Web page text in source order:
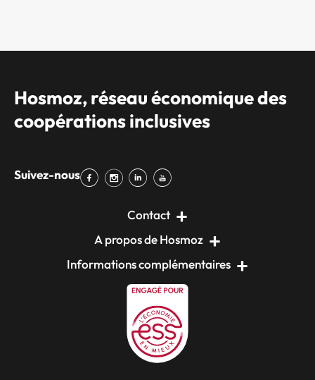
Hosmoz, réseau économique des
coopérations inclusives
Suivez-nous
Contact
A propos de Hosmoz
Informations complémentaires